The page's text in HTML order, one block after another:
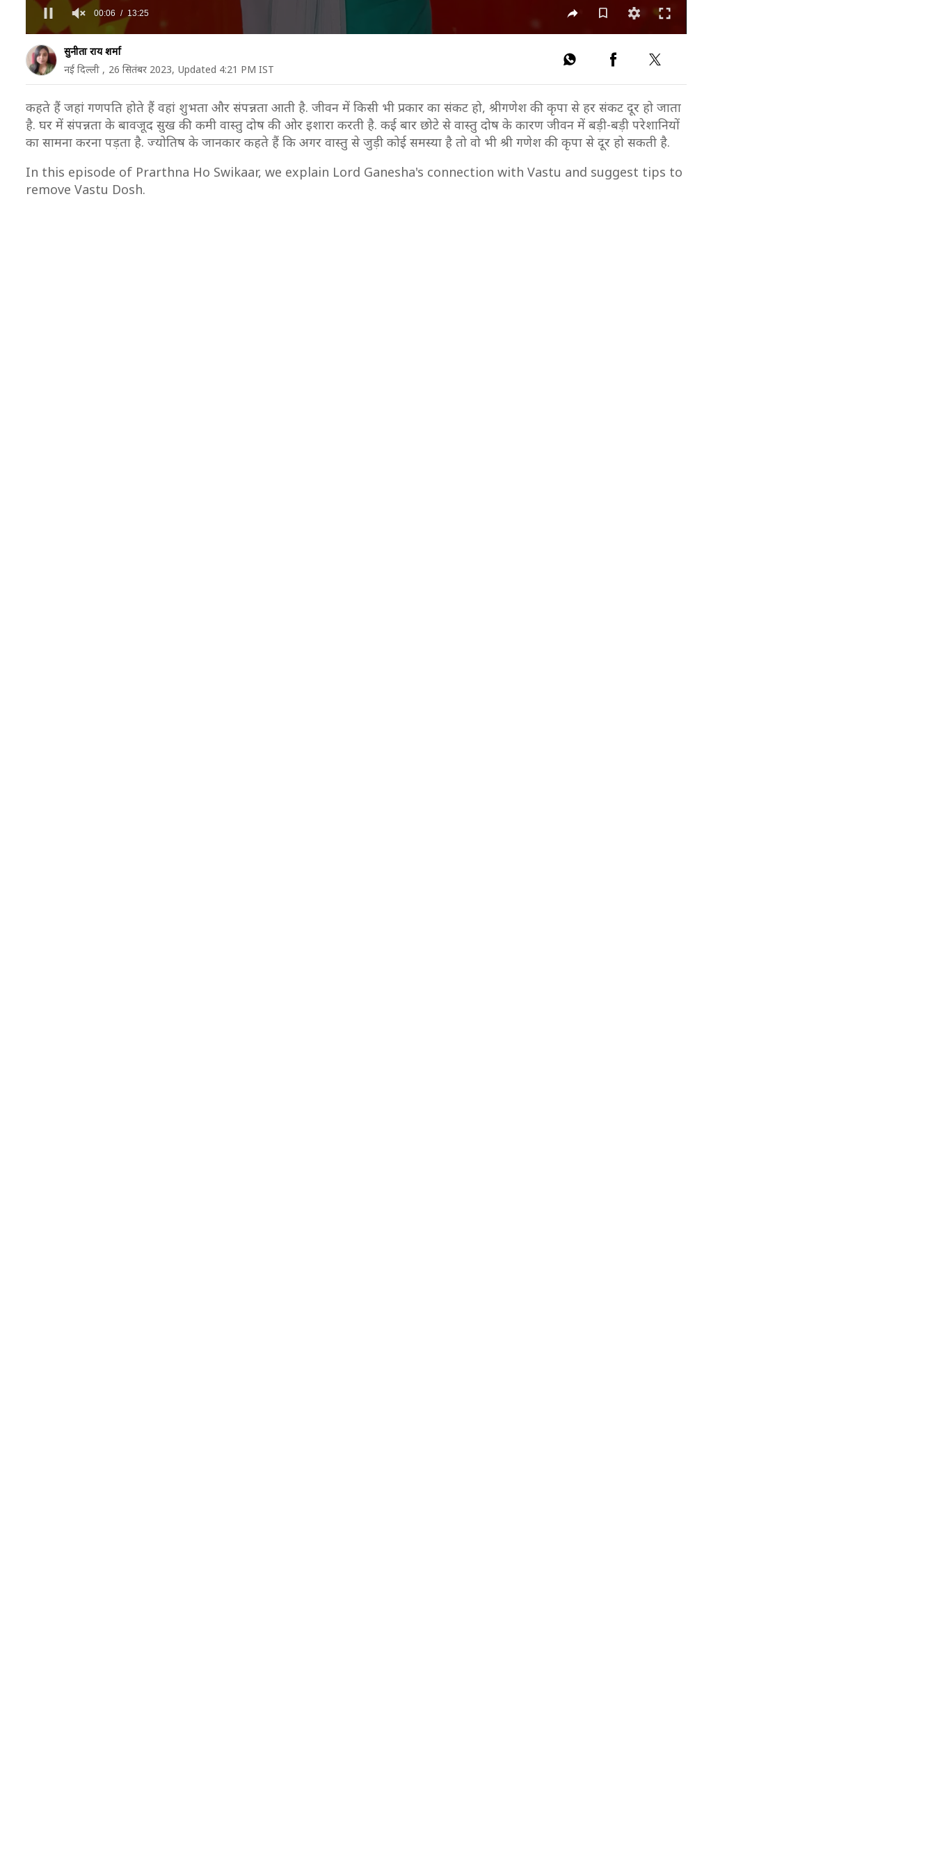
सुनीता राय शर्मा
नई दिल्ली , 26 सितंबर 2023, Updated 4:21 PM IST
कहते हैं जहां गणपति होते हैं वहां शुभता और संपन्नता आती है. जीवन में किसी भी प्रकार का संकट हो, श्रीगणेश की कृपा से हर संकट दूर हो जाता
है. घर में संपन्नता के बावजूद सुख की कमी वास्तु दोष की ओर इशारा करती है. कई बार छोटे से वास्तु दोष के कारण जीवन में बड़ी-बड़ी परेशानियों
का सामना करना पड़ता है. ज्योतिष के जानकार कहते हैं कि अगर वास्तु से जुड़ी कोई समस्या है तो वो भी श्री गणेश की कृपा से दूर हो सकती है.
In this episode of Prarthna Ho Swikaar, we explain Lord Ganesha's connection with Vastu and suggest tips to
remove Vastu Dosh.